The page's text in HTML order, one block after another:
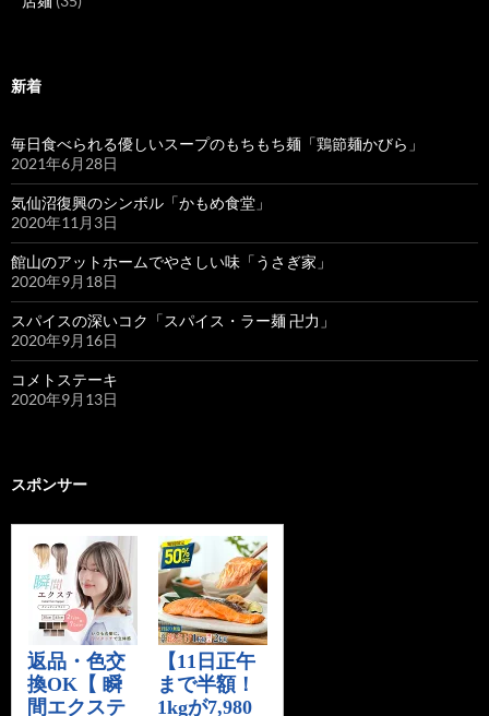
新着
毎日食べられる優しいスープのもちもち麺「鶏節麺かびら」
2021年6月28日
気仙沼復興のシンボル「かもめ食堂」
2020年11月3日
館山のアットホームでやさしい味「うさぎ家」
2020年9月18日
スパイスの深いコク「スパイス・ラー麺 卍力」
2020年9月16日
コメトステーキ
2020年9月13日
スポンサー